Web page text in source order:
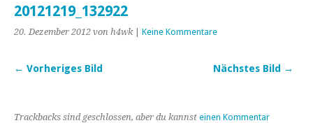
20121219_132922
20. Dezember 2012 von h4wk| Keine Kommentare
← Vorheriges Bild Nächstes Bild →
Trackbacks sind geschlossen, aber du kannst einen Kommentar